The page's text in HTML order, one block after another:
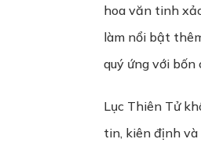
hoa văn tinh
làm nổi bật
quý ứng với bốn
Lục Thiên Tử
tin, kiên định